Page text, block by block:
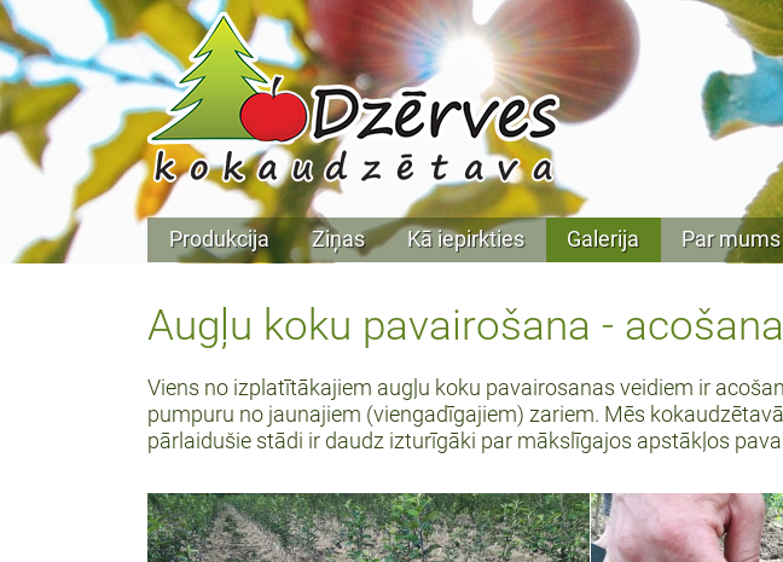
Produkcija Ziņas Kā iepirkties Galerija Par mums
Augļu koku pavairošana - acošana
Viens no izplatītākajiem augļu koku pavairosanas veidiem ir
pumpuru no jaunajiem (viengadīgajiem) zariem. Mēs
pārlaidušie stādi ir daudz izturīgāki par mākslīgajos apstākļos